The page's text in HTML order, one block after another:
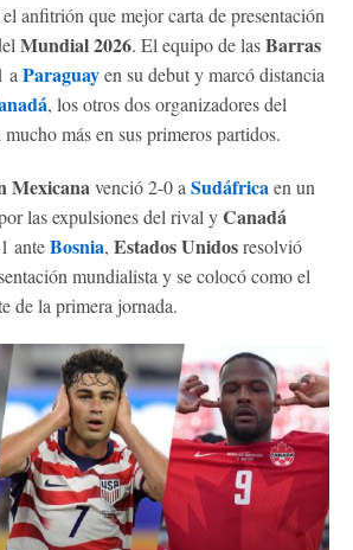
anfitrión que mejor carta de presentación
Mundial 2026. El equipo de lasBarras
a Paraguayen su debut y marcó distancia
, los otros dos organizadores del
más en sus primeros partidos.
Mexicanavenció 2-0 a Sudáfricaen un
las expulsiones del rival yCanadá
anteBosnia, Estados Unidosresolvió
mundialista y se colocó como el
de la primera jornada.